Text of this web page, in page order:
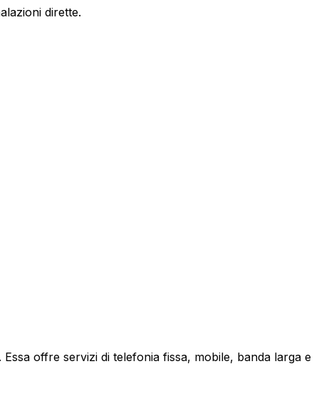
dirette.
offre servizi di telefonia fissa, mobile, banda larga e